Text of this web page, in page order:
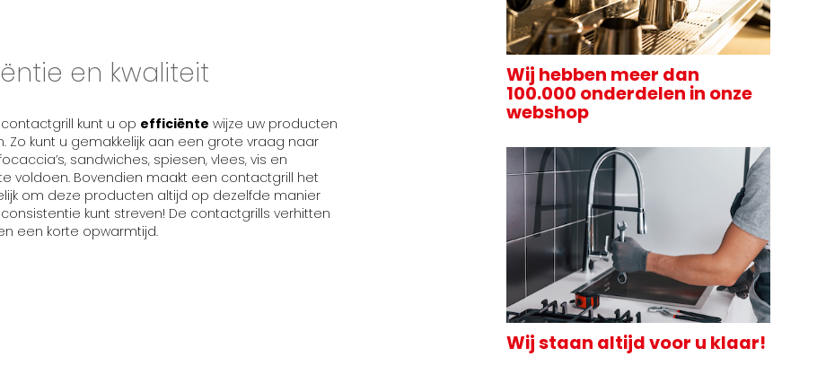
en kwaliteit
kunt u op efficiënte wijze uw producten
Zo kunt u gemakkelijk aan een grote vraag naar
sandwiches, spiesen, vlees, vis en
voldoen. Bovendien maakt een contactgrill het
om deze producten altijd op dezelfde manier
kunt streven! De contactgrills verhitten
een korte opwarmtijd.
Wij hebben meer dan
100.000 onderdelen in onze
webshop
Wij staan altijd voor u klaar!